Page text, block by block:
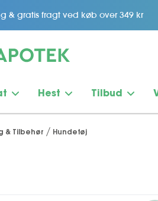
& gratis fragt ved køb over 349 kr
Hest Tilbud
& Tilbehør Hundetøj